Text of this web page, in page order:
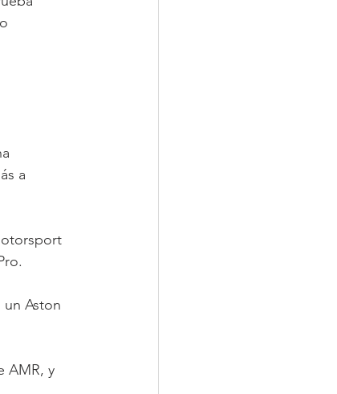
a
un Aston
AMR, y